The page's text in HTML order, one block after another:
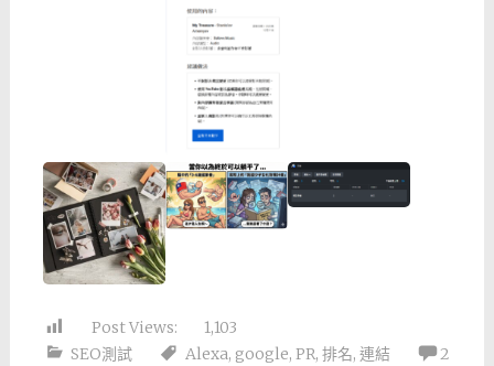
Post Views:
1,103
SEO測試
Alexa, google, PR, 排名, 連結
2